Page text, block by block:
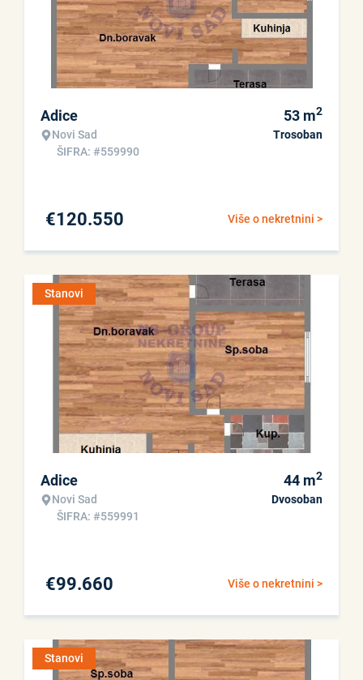
Adice
Novi Sad
ŠIFRA: #559990
53 m2
Trosoban
Više o nekretnini >
€120.550
Stanovi
Adice
Novi Sad
ŠIFRA: #559991
44 m2
Dvosoban
Više o nekretnini >
€99.660
Stanovi